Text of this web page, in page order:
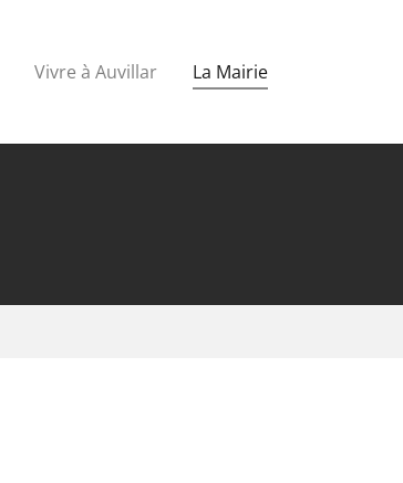
Vivre à Auvillar La Mairie